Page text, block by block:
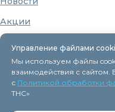
Управление файлами
Мы используем файлы
взаимодействия с
с Политикой обработки
ТНС»
Акции
Бренды
О нас